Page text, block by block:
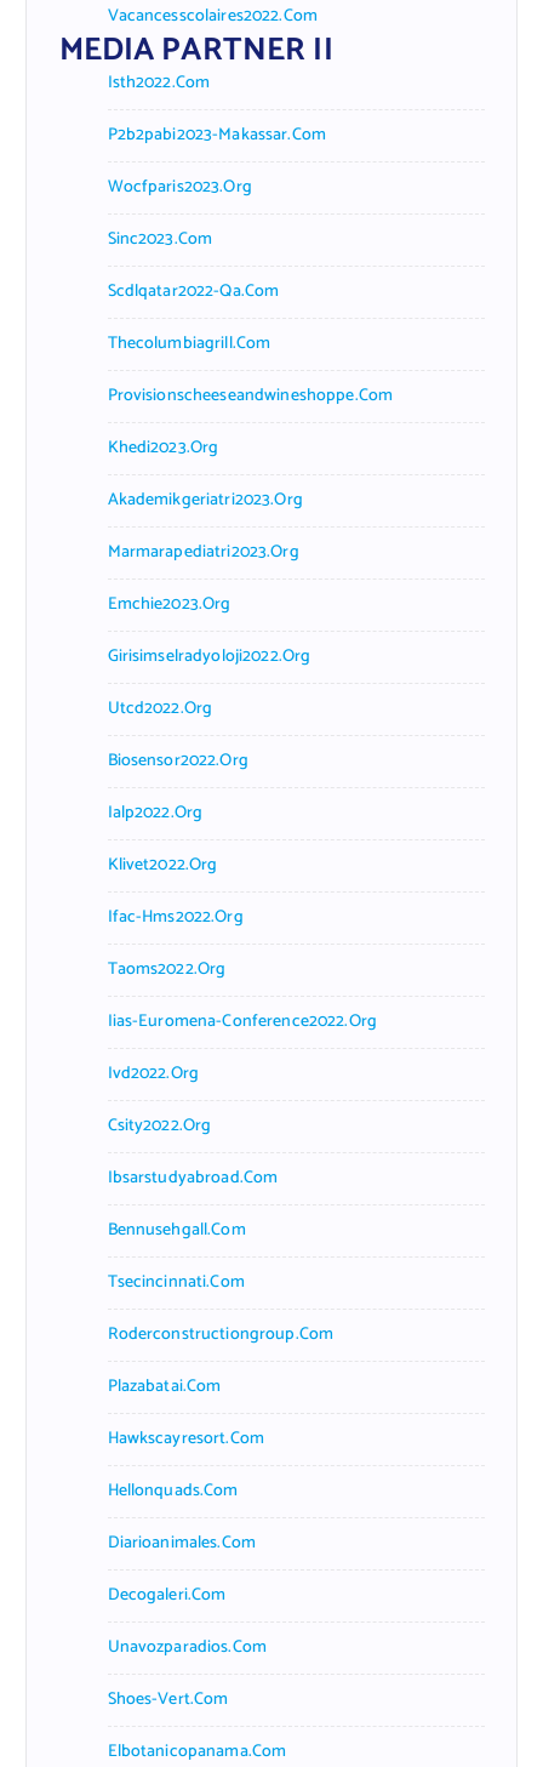
Vacancesscolaires2022.com
MEDIA PARTNER II
Isth2022.com
P2b2pabi2023-Makassar.com
Wocfparis2023.org
Sinc2023.com
Scdlqatar2022-Qa.com
Thecolumbiagrill.com
Provisionscheeseandwineshoppe.com
Khedi2023.org
Akademikgeriatri2023.org
Marmarapediatri2023.org
Emchie2023.org
Girisimselradyoloji2022.org
Utcd2022.org
Biosensor2022.org
Ialp2022.org
Klivet2022.org
Ifac-Hms2022.org
Taoms2022.org
Iias-Euromena-Conference2022.org
Ivd2022.org
Csity2022.org
Ibsarstudyabroad.com
Bennusehgall.com
Tsecincinnati.com
Roderconstructiongroup.com
Plazabatai.com
Hawkscayresort.com
Hellonquads.com
Diarioanimales.com
Decogaleri.com
Unavozparadios.com
Shoes-Vert.com
Elbotanicopanama.com